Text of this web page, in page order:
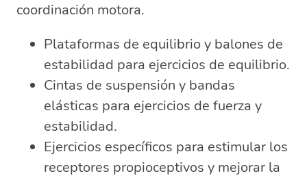
coordinación motora.
Plataformas de equilibrio y balones de
estabilidad para ejercicios de equilibrio.
Cintas de suspensión y bandas
elásticas para ejercicios de fuerza y
estabilidad.
Ejercicios específicos para estimular los
receptores propioceptivos y mejorar la